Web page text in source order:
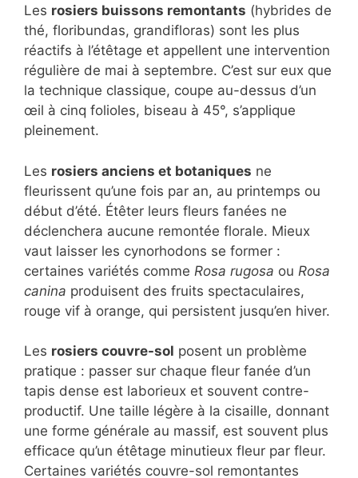
Les rosiers buissons remontants (hybrides de
thé, floribundas, grandifloras) sont les plus
réactifs à l’étêtage et appellent une intervention
régulière de mai à septembre. C’est sur eux que
la technique classique, coupe au-dessus d’un
œil à cinq folioles, biseau à 45°, s’applique
pleinement.
Les rosiers anciens et botaniques ne
fleurissent qu’une fois par an, au printemps ou
début d’été. Étêter leurs fleurs fanées ne
déclenchera aucune remontée florale. Mieux
vaut laisser les cynorhodons se former :
certaines variétés comme Rosa rugosa ou Rosa
canina produisent des fruits spectaculaires,
rouge vif à orange, qui persistent jusqu’en hiver.
Les rosiers couvre-sol posent un problème
pratique : passer sur chaque fleur fanée d’un
tapis dense est laborieux et souvent contre-
productif. Une taille légère à la cisaille, donnant
une forme générale au massif, est souvent plus
efficace qu’un étêtage minutieux fleur par fleur.
Certaines variétés couvre-sol remontantes